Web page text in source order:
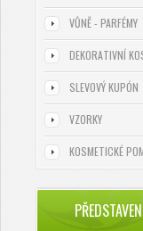
VŮNĚ - PARFÉMY
DEKORATIVNÍ
SLEVOVÝ KUPÓN
VZORKY
KOSMETICKÉ